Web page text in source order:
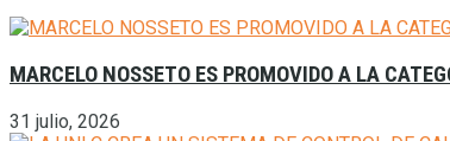
MARCELO NOSSETO ES PROMOVIDO A LA
31 julio, 2026